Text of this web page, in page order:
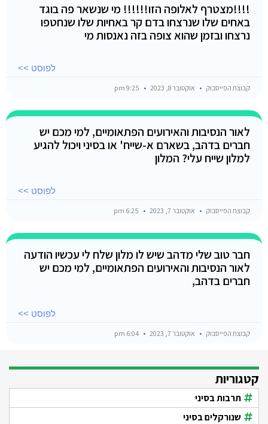
!!!!מצטרף לאלופה הזו!!!!!! מי שנשאר פה בוגד
באחים שלו שנרצחו בדם קר באחיות שלו שנחטפו
נרצחו ובזמן שהוא צופה בזה נאנסות מי
לפוסט >>
קבוצת הפייסבוק אוקטובר 8, 2023
לאור הנסיבות והאירועים הפתאומיים, למי מכם יש
חברים בדהב, בשארם א-שייח' או בסיני ויכול להגיע
למלון שייח עלי? המלון
לפוסט >>
קבוצת הפייסבוק אוקטובר 7, 2023
חבר טוב שלי מדהב שיש לו מלון שלח לי עכשיו הודעה
לאור הנסיבות והאירועים הפתאומיים, למי מכם יש
חברים בדהב,
לפוסט >>
קבוצת הפייסבוק אוקטובר 7, 2023
קטגוריות
תרבות בסיני
שנורקלים בסיני